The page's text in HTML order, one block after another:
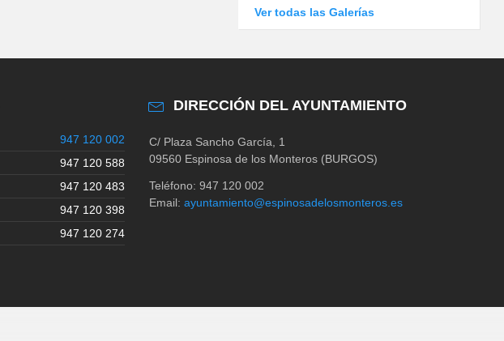
Ver todas las Galerías
947 120 002
947 120 588
947 120 483
947 120 398
947 120 274
DIRECCIÓN DEL AYUNTAMIENTO
C/ Plaza Sancho García, 1
09560 Espinosa de los Monteros (BURGOS)
Teléfono: 947 120 002
Email: ayuntamiento@espinosadelosmonteros.es